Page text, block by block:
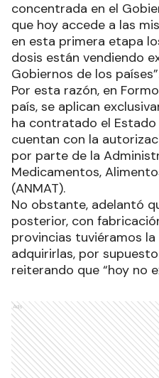
concentrada en el
que hoy accede a las
en esta primera etapa
dosis están vendiendo
Gobiernos de los
Por esta razón, en
país, se aplican
ha contratado el Estado
cuentan con la
por parte de la
Medicamentos,
(ANMAT).
No obstante, adelantó
posterior, con
provincias tuviéramos
adquirirlas, por
reiterando que “hoy no
Ads